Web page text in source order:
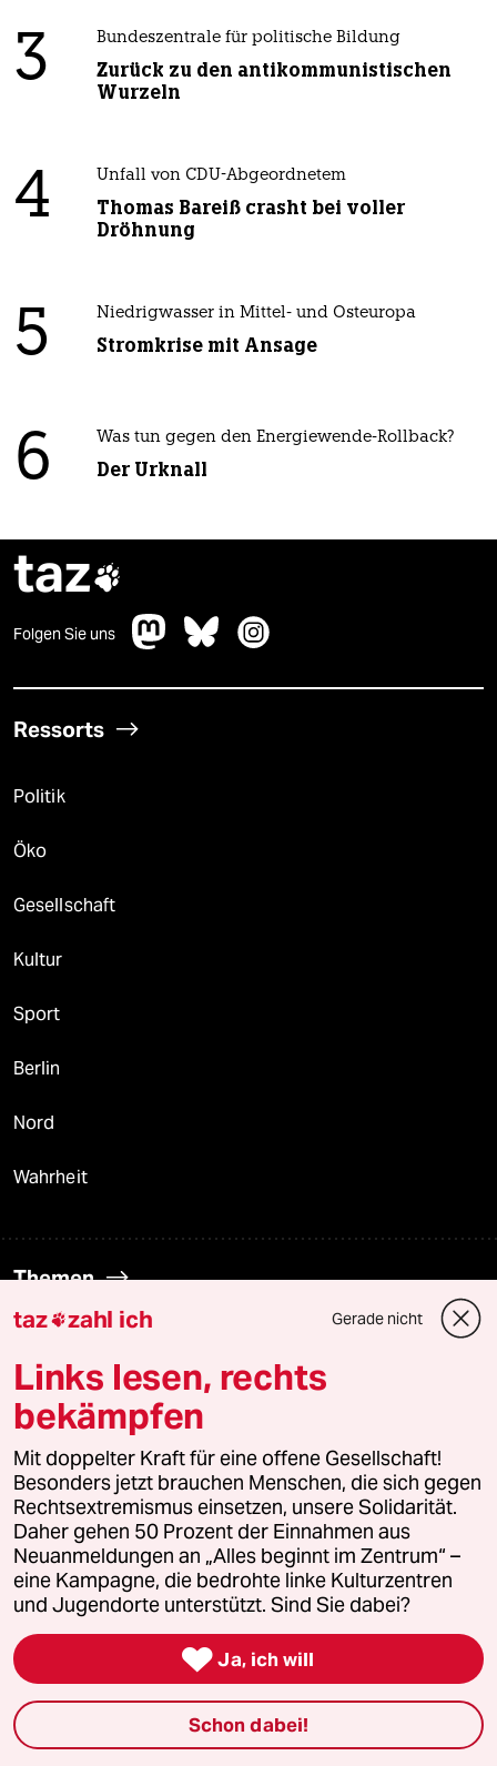
3 Bundeszentrale für politische Bildung
Zurück zu den antikommunistischen
Wurzeln
4 Unfall von CDU-Abgeordnetem
Thomas Bareiß crasht bei voller
Dröhnung
5 Niedrigwasser in Mittel- und Osteuropa
Stromkrise mit Ansage
6 Was tun gegen den Energiewende-Rollback?
Der Urknall
taz
Folgen Sie uns
Ressorts
Politik
Öko
Gesellschaft
Kultur
Sport
Berlin
Nord
Wahrheit
Themen
Surfen
Landtagswahl in Sachsen-Anhalt
Gewalt gegen Frauen
Nahost-Konflikt
Verlag
Aktuelles
taz zahl ich Gerade nicht
Links lesen, rechts
bekämpfen
Mit doppelter Kraft für eine offene Gesellschaft!
Besonders jetzt brauchen Menschen, die sich gegen
Rechtsextremismus einsetzen, unsere Solidarität.
Daher gehen 50 Prozent der Einnahmen aus
Neuanmeldungen an „Alles beginnt im Zentrum“ –
eine Kampagne, die bedrohte linke Kulturzentren
und Jugendorte unterstützt. Sind Sie dabei?
 Ja, ich will
Schon dabei!